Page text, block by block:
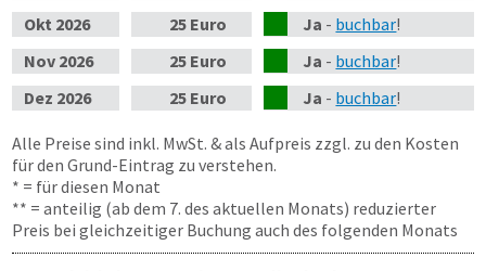
Okt 2026 25 Euro Ja - buchbar!
Nov 2026 25 Euro Ja - buchbar!
Dez 2026 25 Euro Ja - buchbar!
Alle Preise sind inkl. MwSt. & als Aufpreis zzgl. zu den Kosten
für den Grund-Eintrag zu verstehen.
* = für diesen Monat
** = anteilig (ab dem 7. des aktuellen Monats) reduzierter
Preis bei gleichzeitiger Buchung auch des folgenden Monats